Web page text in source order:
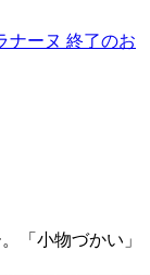
ナーヌ 終了のお
「小物づかい」